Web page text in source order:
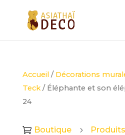
Accueil/ Décorations
Teck/ Éléphante et son
24
 Boutique 5 Produits